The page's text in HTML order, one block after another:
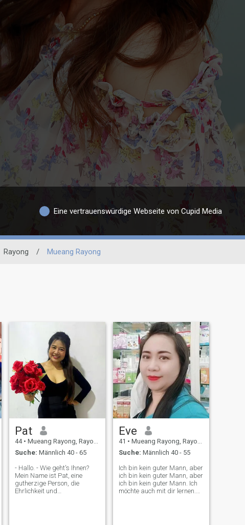
Eine vertrauenswürdige Webseite von Cupid Media
Rayong / Mueang Rayong
Pat
44 • Mueang Rayong, Rayong, Thailand
Suche: Männlich 40 - 65
- Hallo. - Wie geht's Ihnen?
Mein Name ist Pat, eine
gutherzige Person, die
Ehrlichkeit und
Eve
41 • Mueang Rayong, Rayong, Thailand
Suche: Männlich 40 - 55
Ich bin kein guter Mann, aber
ich bin kein guter Mann, aber
ich bin kein guter Mann. Ich
möchte auch mit dir lernen.